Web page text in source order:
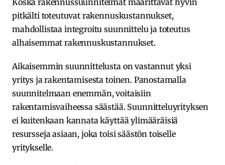
pitkälti toteutuvat rakennuskustannukset,
mahdollistaa integroitu suunnittelu ja toteutus
alhaisemmat rakennuskustannukset.
Aikaisemmin suunnittelusta on vastannut yksi
yritys ja rakentamisesta toinen. Panostamalla
suunnitelmaan enemmän, voitaisiin
rakentamisvaiheessa säästää. Suunnitteluyrityksen
ei kuitenkaan kannata käyttää ylimääräisiä
resursseja asiaan, joka toisi säästön toiselle
yritykselle.